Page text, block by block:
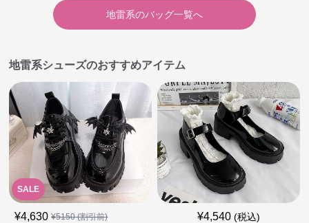
地雷系のバッグ一覧へ
地雷系シューズのおすすめアイテム
SALE
¥4,630 ¥5150(割引前) ¥4,540 (税込)